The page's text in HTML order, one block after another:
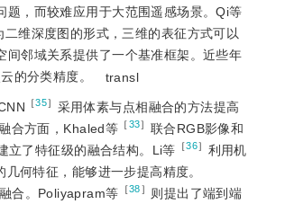
，而较难应用于大范围遥感场景。Qi等
维深度图的形式，三维的表征方式可以
邻域关系提供了一个基准框架。近些年
的分类精度。 transl
［35］ 采用体素与点相融合的方法提高
合方面，Khaled等 ［33］ 联合RGB影像和
立了特征级的融合结构。Li等 ［36］ 利用机
何特征，能够进一步提高精度。
合。Poliyapram等 ［38］ 则提出了端到端